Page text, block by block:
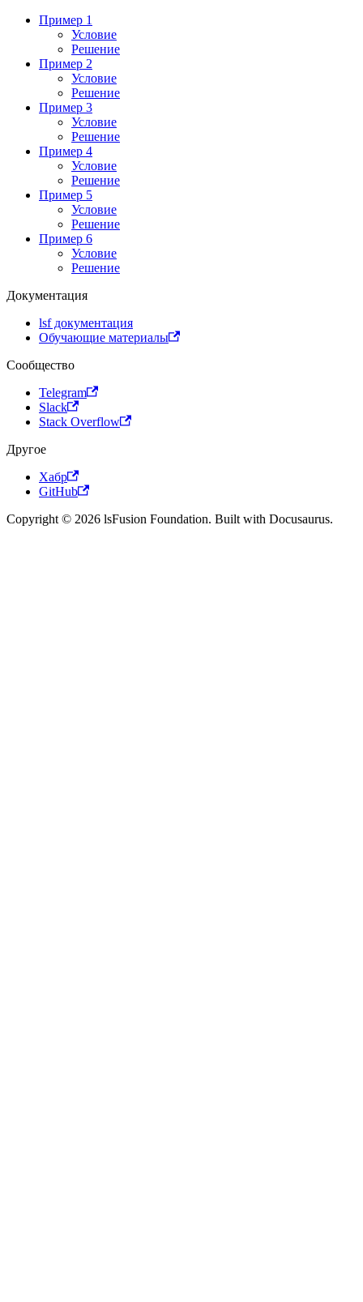
Пример 1
Условие
Решение
Пример 2
Условие
Решение
Пример 3
Условие
Решение
Пример 4
Условие
Решение
Пример 5
Условие
Решение
Пример 6
Условие
Решение
Документация
lsf документация
Обучающие материалы
Сообщество
Telegram
Slack
Stack Overflow
Другое
Хабр
GitHub
Copyright © 2026 lsFusion Foundation. Built with Docusaurus.